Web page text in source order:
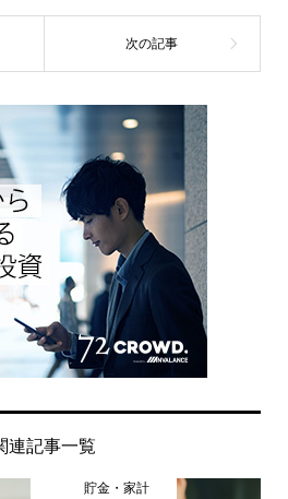
連記事一覧
貯金・家計